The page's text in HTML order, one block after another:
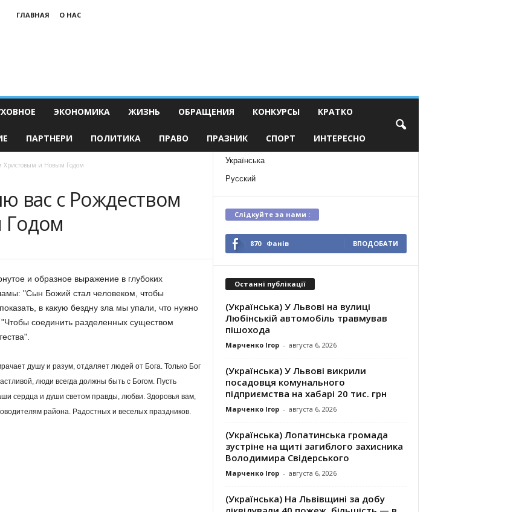
ГЛАВНАЯ
О НАС
ЭКОНОМИКА ЖИЗНЬ ОБРАЩЕНИЯ КОНКУРСЫ КРАТКО
ПАРТНЕРИ ПОЛИТИКА ПРАВО ПРАЗНИК СПОРТ ИНТЕРЕСНО
Христовым и Новым Годом
вас с Рождеством
и образное выражение в глубоких
"Сын Божий стал человеком, чтобы
в какую бездну зла мы упали, что нужно
соединить разделенных существом
душу и разум, отдаляет людей от Бога. Только Бог
люди всегда должны быть с Богом. Пусть
сердца и души светом правды, любви. Здоровья вам,
района. Радостных и веселых праздников.
Українська
Русский
Слідкуйте за нами :
870 Фанів ВПОДОБАТИ
Останні публікації
(Українська) У Львові на вулиці
Любінській автомобіль травмував
пішохода
Марченко Ігор - августа 6, 2026
(Українська) У Львові викрили
посадовця комунального
підприємства на хабарі 20 тис. грн
Марченко Ігор - августа 6, 2026
(Українська) Лопатинська громада
зустріне на щиті загиблого захисника
Володимира Свідерського
Марченко Ігор - августа 6, 2026
(Українська) На Львівщині за добу